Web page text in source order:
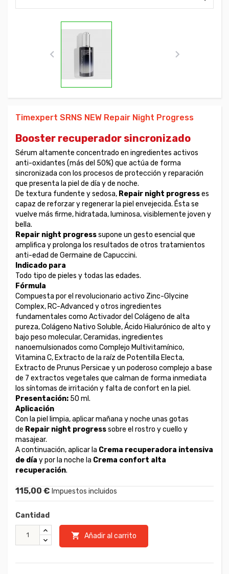
 
Timexpert SRNS NEW Repair Night Progress
Booster recuperador sincronizado
Sérum altamente concentrado en ingredientes activos
anti-oxidantes (más del 50%) que actúa de forma
sincronizada con los procesos de protección y reparación
que presenta la piel de día y de noche.
De textura fundente y sedosa, Repair night progresses
capaz de reforzar y regenerar la piel envejecida. Ésta se
vuelve más firme, hidratada, luminosa, visiblemente joven y
bella.
Repair night progresssupone un gesto esencial que
amplifica y prolonga los resultados de otros tratamientos
anti-edad de Germaine de Capuccini.
Indicado para
Todo tipo de pieles y todas las edades.
Fórmula
Compuesta por el revolucionario activo Zinc-Glycine
Complex, RC-Advanced y otros ingredientes
fundamentales como Activador del Colágeno de alta
pureza, Colágeno Nativo Soluble, Ácido Hialurónico de alto y
bajo peso molecular, Ceramidas, ingredientes
nanoemulsionados como Complejo Multivitamínico,
Vitamina C, Extracto de la raíz de Potentilla Electa,
Extracto de Prunus Persicae y un poderoso complejo a base
de 7 extractos vegetales que calman de forma inmediata
los síntomas de irritación y falta de confort en la piel.
Presentación: 50 ml.
Aplicación
Con la piel limpia, aplicar mañana y noche unas gotas
de Repair night progresssobre el rostro y cuello y
masajear.
A continuación, aplicar la Crema recuperadora intensiva
de día y por la noche la Crema confort alta
recuperación.
115,00 € Impuestos incluidos
Cantidad
 Añadir al carrito